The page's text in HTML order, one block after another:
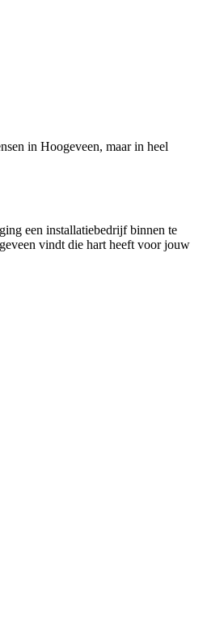
in Hoogeveen, maar in heel
een installatiebedrijf binnen te
vindt die hart heeft voor jouw